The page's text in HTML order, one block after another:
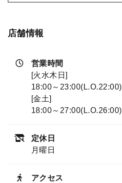
店舗情報
営業時間
[火水木日]
18:00～23:00(L.O.22:00)
[金土]
18:00～27:00(L.O.26:00)
定休日
月曜日
アクセス